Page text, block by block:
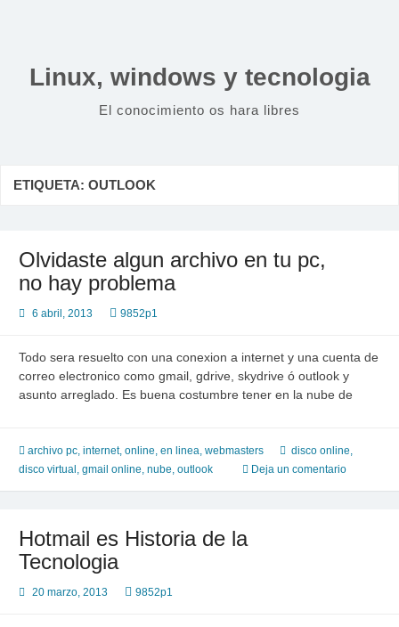
Linux, windows y tecnologia
El conocimiento os hara libres
ETIQUETA: OUTLOOK
Olvidaste algun archivo en tu pc,
no hay problema
6 abril, 2013 9852p1
Todo sera resuelto con una conexion a internet y una cuenta de
correo electronico como gmail, gdrive, skydrive ó outlook y
asunto arreglado. Es buena costumbre tener en la nube de
archivo pc, internet, online, en linea, webmasters disco online,
disco virtual , gmail online, nube, outlook Deja un comentario
Hotmail es Historia de la
Tecnologia
20 marzo, 2013 9852p1